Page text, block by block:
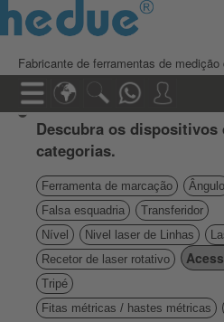
Fabricante de ferramentas de
Descubra os dispositivos
categorias.
Ferramenta de marcação Ângulo
Falsa esquadria
Transferidor
Nível
Nivel laser de Linhas
Recetor de laser rotativo
Tripé
Fitas métricas / hastes métricas